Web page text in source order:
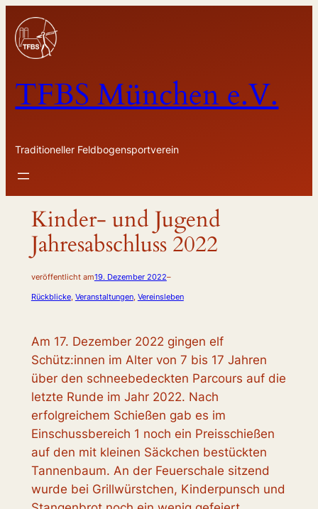
Zum
Inhalt
springen
TFBS München e.V.
Traditioneller Feldbogensportverein
Kinder- und Jugend
Jahresabschluss 2022
veröffentlicht am19. Dezember 2022–
Rückblicke, Veranstaltungen, Vereinsleben
Am 17. Dezember 2022 gingen elf
Schütz:innen im Alter von 7 bis 17 Jahren
über den schneebedeckten Parcours auf die
letzte Runde im Jahr 2022. Nach
erfolgreichem Schießen gab es im
Einschussbereich 1 noch ein Preisschießen
auf den mit kleinen Säckchen bestückten
Tannenbaum. An der Feuerschale sitzend
wurde bei Grillwürstchen, Kinderpunsch und